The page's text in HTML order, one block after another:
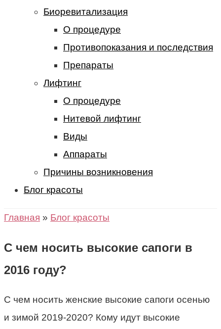
Биоревитализация
О процедуре
Противопоказания и последствия
Препараты
Лифтинг
О процедуре
Нитевой лифтинг
Виды
Аппараты
Причины возникновения
Блог красоты
Главная » Блог красоты
С чем носить высокие сапоги в
2016 году?
С чем носить женские высокие сапоги осенью
и зимой 2019-2020? Кому идут высокие